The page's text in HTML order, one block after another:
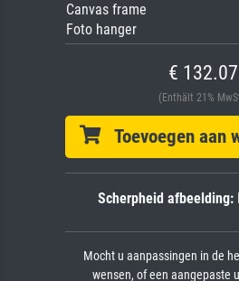
Canvas frame
Foto hanger
€ 132.07
(Enthält 21%
Toevoegen aan
Scherpheid afbeelding:
Mocht u aanpassingen in de
wensen, of een aangepaste